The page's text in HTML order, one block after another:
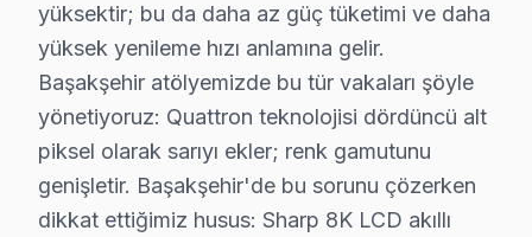
Ekibimizin farkı:
• Başakşehir'de ortalama 10+ yıl sektör deneyimi
• Sharp özel sertifika ve eğitimler
• Başakşehir servisimizde güncel teknoloji ve arıza
• Başakşehir'de müşteri memnuniyeti odaklı yaklaşım
• Temiz ve düzenli çalışma prensibi
yüksektir; bu da daha az güç tüketimi ve daha
yüksek yenileme hızı anlamına gelir.
Başakşehir atölyemizde bu tür vakaları şöyle
yönetiyoruz: Quattron teknolojisi dördüncü alt
piksel olarak sarıyı ekler; renk gamutunu
genişletir. Başakşehir'de bu sorunu çözerken
dikkat ettiğimiz husus: Sharp 8K LCD akıllı